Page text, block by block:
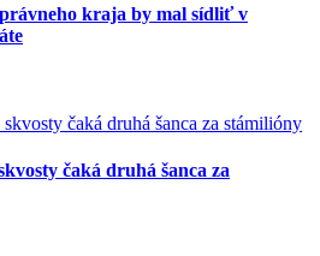
kraja by mal sídliť v
čaká druhá šanca za